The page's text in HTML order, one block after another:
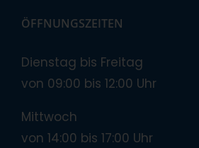
ÖFFNUNGSZEITEN
Dienstag bis Freitag
von 09:00 bis 12:00 Uhr
Mittwoch
von 14:00 bis 17:00 Uhr